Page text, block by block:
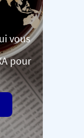
vous
pour